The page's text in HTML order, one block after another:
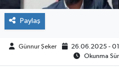
Paylaş
Günnur Şeker 26.06.2025 -
Okunma
KÜLTÜR